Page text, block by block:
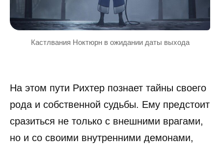
Кастлвания Ноктюрн в ожидании даты выхода
На этом пути Рихтер познает тайны своего
рода и собственной судьбы. Ему предстоит
сразиться не только с внешними врагами,
но и со своими внутренними демонами,